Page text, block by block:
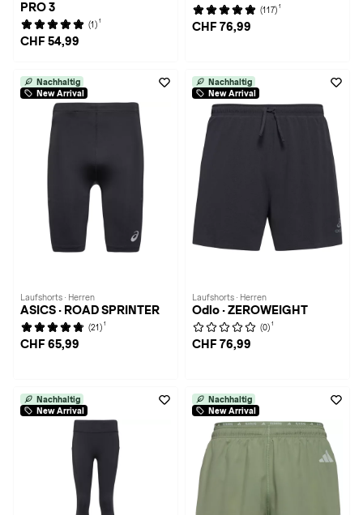
PRO 3
(1) 1
CHF 54,99
(117) 1
CHF 76,99
Nachhaltig
New Arrival
Laufshorts · Herren
ASICS · ROAD SPRINTER
(21) 1
CHF 65,99
Nachhaltig
New Arrival
Laufshorts · Herren
Odlo · ZEROWEIGHT
(0) 1
CHF 76,99
Nachhaltig
New Arrival
Nachhaltig
New Arrival